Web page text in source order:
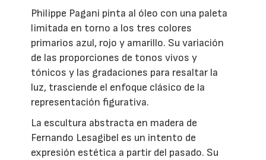
Philippe Pagani pinta al óleo con una paleta
limitada en torno a los tres colores
primarios azul, rojo y amarillo. Su variación
de las proporciones de tonos vivos y
tónicos y las gradaciones para resaltar la
luz, trasciende el enfoque clásico de la
representación figurativa.
La escultura abstracta en madera de
Fernando Lesagibel es un intento de
expresión estética a partir del pasado. Su